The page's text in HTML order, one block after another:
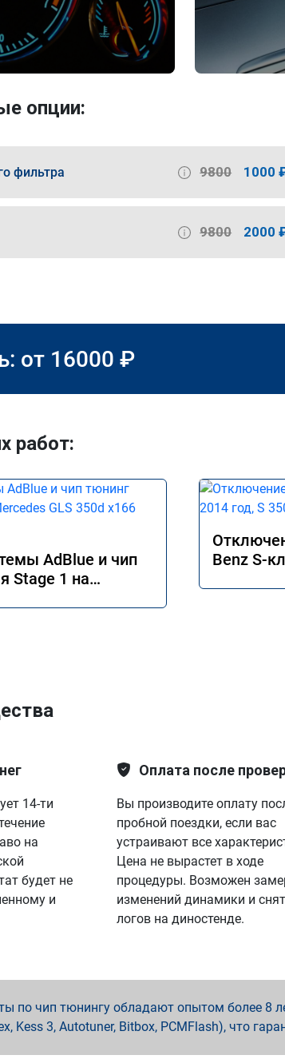
опции:
фильтра 9800 1000
9800 2000
от 16000 ₽
работ:
AdBlue и чип
Stage 1 на
Benz S-
14-ти
на
будет не
и
Оплата после
Вы производите оплату
пробной поездки, если вас
устраивают все
Цена не вырастет в ходе
процедуры. Возможен
изменений динамики и
логов на диностенде.
по чип тюнингу обладают опытом более 8
Kess 3, Autotuner, Bitbox, PCMFlash), что